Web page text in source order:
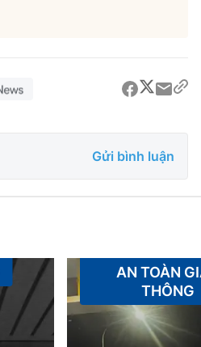
Gửi bình luận
AN TOÀN
THÔNG